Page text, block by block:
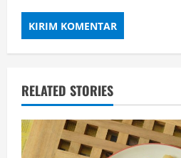
RELATED STORIES